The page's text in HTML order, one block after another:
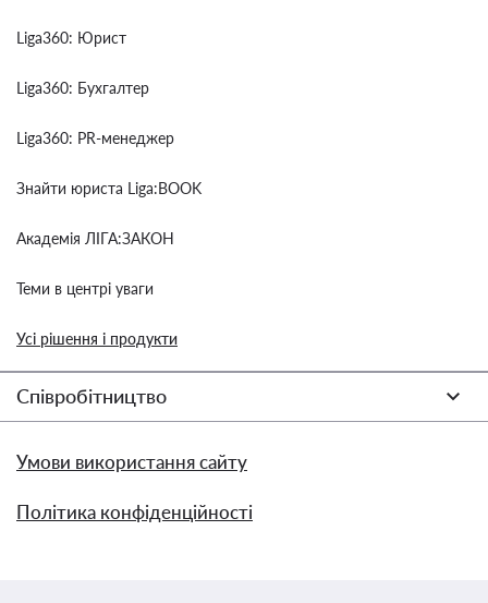
Liga360: Юрист
Liga360: Бухгалтер
Liga360: PR-менеджер
Знайти юриста Liga:BOOK
Академія ЛІГА:ЗАКОН
Теми в центрі уваги
Усі рішення і продукти
Співробітництво
Умови використання сайту
Політика конфіденційності